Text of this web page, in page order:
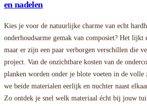
en nadelen
Kies je voor de natuurlijke charme van echt
onderhoudsarme gemak van composiet? Het lijkt
maar er zijn een paar verborgen verschillen die
project. Van de onzichtbare kosten van de
planken worden onder je blote voeten in de volle
we beide materialen eerlijk en nuchter naast
Zo ontdek je snel welk materiaal écht bij jouw